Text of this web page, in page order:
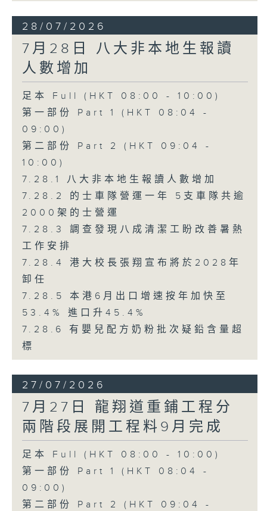
28/07/2026
7月28日 八大非本地生報讀
人數增加
足本 Full (HKT 08:00 - 10:00)
第一部份 Part 1 (HKT 08:04 -
09:00)
第二部份 Part 2 (HKT 09:04 -
10:00)
7.28.1 八大非本地生報讀人數增加
7.28.2 的士車隊營運一年 5支車隊共逾
2000架的士營運
7.28.3 調查發現八成清潔工盼改善暑熱
工作安排
7.28.4 港大校長張翔宣布將於2028年
卸任
7.28.5 本港6月出口增速按年加快至
53.4% 進口升45.4%
7.28.6 有嬰兒配方奶粉批次疑鉛含量超
標
27/07/2026
7月27日 龍翔道重鋪工程分
兩階段展開工程料9月完成
足本 Full (HKT 08:00 - 10:00)
第一部份 Part 1 (HKT 08:04 -
09:00)
第二部份 Part 2 (HKT 09:04 -